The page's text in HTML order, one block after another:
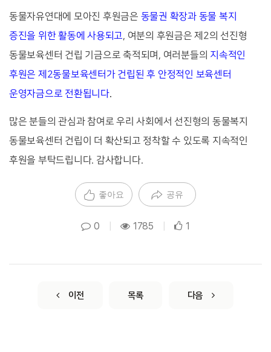
동물자유연대에 모아진 후원금은 동물권 확장과 동물 복지
증진을 위한 활동에 사용되고, 여분의 후원금은 제2의 선진형
동물보육센터 건립 기금으로 축적되며, 여러분들의 지속적인
후원은 제2동물보육센터가 건립된 후 안정적인 보육센터
운영자금으로 전환됩니다.
많은 분들의 관심과 참여로 우리 사회에서 선진형의 동물복지
동물보육센터 건립이 더 확산되고 정착할 수 있도록 지속적인
후원을 부탁드립니다. 감사합니다.
좋아요 공유
0 1785 1
이전 목록 다음